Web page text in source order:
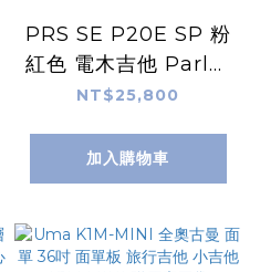
PRS SE P20E SP 粉
紅色 電木吉他 Parlor
桶身 桃花心面單板 側
Fishman GT1 拾音
器 附原廠厚琴袋 型號
NT$25,800
加入購物車